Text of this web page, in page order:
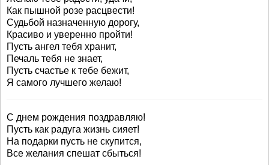
Как пышной розе расцвести!
Судьбой назначенную дорогу,
Красиво и уверенно пройти!
Пусть ангел тебя хранит,
Печаль тебя не знает,
Пусть счастье к тебе бежит,
Я самого лучшего желаю!
С днем рождения поздравляю!
Пусть как радуга жизнь сияет!
На подарки пусть не скупится,
Все желания спешат сбыться!